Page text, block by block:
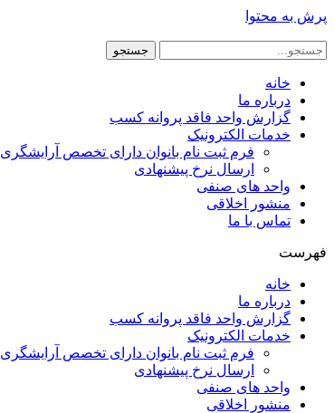
پرش به محتوا
جستجو
خانه
درباره ما
گزارش واحد فاقد پروانه کسب
خدمات الکترونیک
فرم ثبت نام بانوان دارای تخصص آرایشگری
ارسال نرخ پیشنهادی
واحد های صنفی
منشور اخلاقی
تماس با ما
فهرست
خانه
درباره ما
گزارش واحد فاقد پروانه کسب
خدمات الکترونیک
فرم ثبت نام بانوان دارای تخصص آرایشگری
ارسال نرخ پیشنهادی
واحد های صنفی
منشور اخلاقی